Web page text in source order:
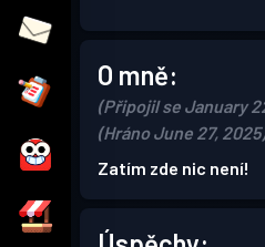
O mně:
(Připojil se January
(Hráno June 27, 2025)
Zatím zde nic není!